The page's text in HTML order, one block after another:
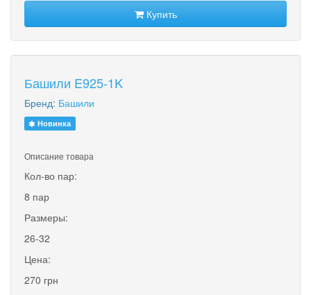
Купить
Башили E925-1K
Бренд: Башили
Новинка
Описание товара
Кол-во пар:
8 пар
Размеры:
26-32
Цена:
270 грн